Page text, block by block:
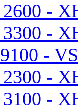
-
-
-
-
-